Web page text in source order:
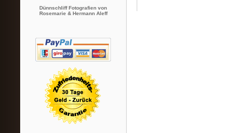
Dünnschliff Fotografien von
Rosemarie & Hermann Aleff